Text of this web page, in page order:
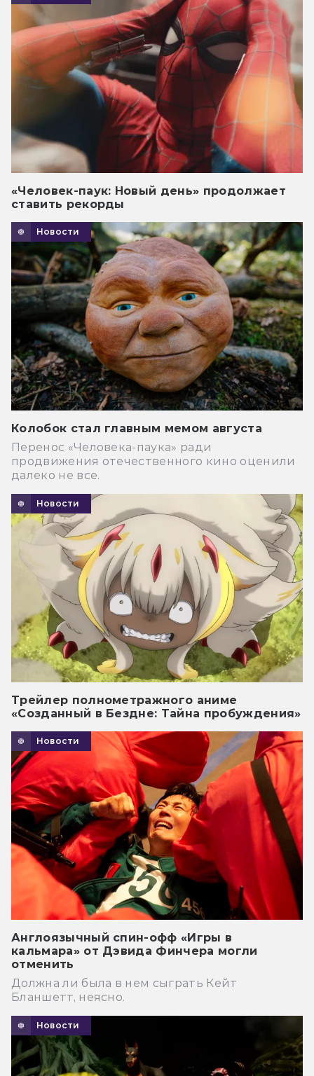
«Человек-паук: Новый день» продолжает
ставить рекорды
Новости
Колобок стал главным мемом августа
Перенос «Человека-паука» ради
продвижения отечественного кино оценили
далеко не все.
Новости
Трейлер полнометражного аниме
«Созданный в Бездне: Тайна пробуждения»
Новости
Англоязычный спин-офф «Игры в
кальмара» от Дэвида Финчера могли
отменить
Должна ли была в нем сыграть Кейт
Бланшетт, неясно.
Новости